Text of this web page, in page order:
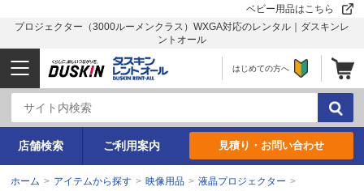
ベビー用品はこちら
プロジェクター（3000ルーメンクラス）WXGA対応のレンタル｜ダスキンレ
ントオール
はじめての方へ
店舗検索 ご利用案内 見積り・お問い合わせ
ホーム > アイテムから探す > 映像用品 > 液晶プロジェクター >